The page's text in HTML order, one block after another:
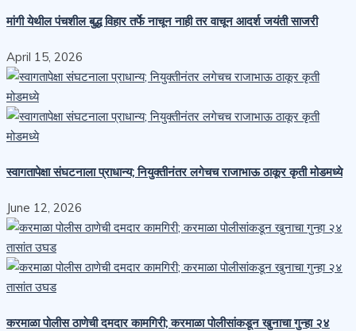
मांगी येथील पंचशील बुद्ध विहार तर्फे नाचून नाही तर वाचून आदर्श जयंती साजरी
April 15, 2026
स्वागतापेक्षा संघटनाला प्राधान्य; नियुक्तीनंतर लगेचच राजाभाऊ ठाकूर कृती मोडमध्ये
June 12, 2026
करमाळा पोलीस ठाणेची दमदार कामगिरी; करमाळा पोलीसांकडून खुनाचा गुन्हा २४